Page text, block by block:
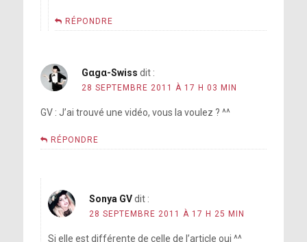
RÉPONDRE
Gαgα-Swiss dit :
28 SEPTEMBRE 2011 À 17 H 03 MIN
GV : J’ai trouvé une vidéo, vous la voulez ? ^^
RÉPONDRE
Sonya GV dit :
28 SEPTEMBRE 2011 À 17 H 25 MIN
Si elle est différente de celle de l’article oui ^^